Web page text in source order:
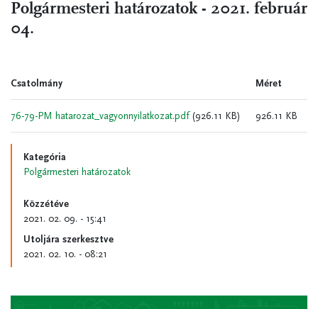
Polgármesteri határozatok - 2021. február
04.
Csatolmány Méret
76-79-PM hatarozat_vagyonnyilatkozat.pdf (926.11 KB) 926.11 KB
Kategória
Polgármesteri határozatok
Közzétéve
2021. 02. 09. - 15:41
Utoljára szerkesztve
2021. 02. 10. - 08:21